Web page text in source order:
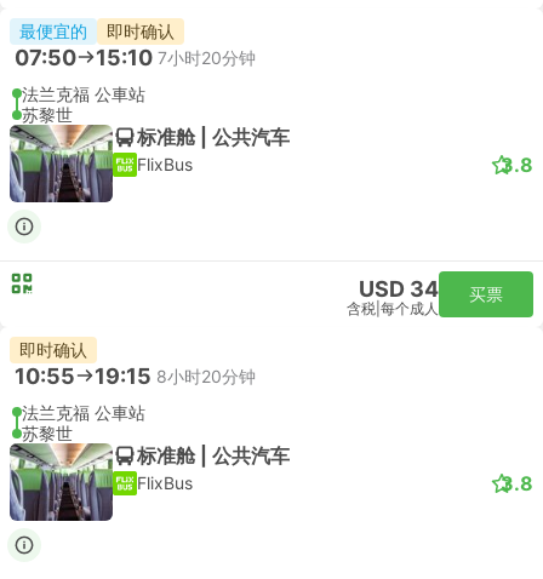
最便宜的 即时确认
07:50 15:10 7小时20分钟
法兰克福 公車站
苏黎世
标准舱 | 公共汽车
FlixBus 3.8
USD 34
含税 每个成人
买票
即时确认
10:55 19:15 8小时20分钟
法兰克福 公車站
苏黎世
标准舱 | 公共汽车
FlixBus 3.8